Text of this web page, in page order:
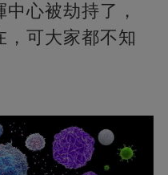
心被劫持了，
，可大家都不知